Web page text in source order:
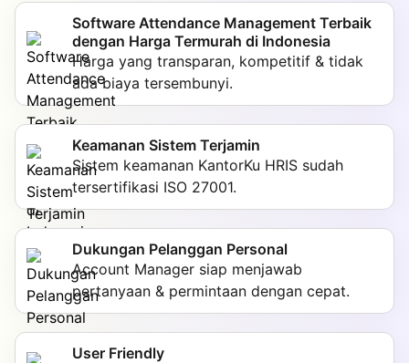
Software Attendance Management Terbaik
dengan Harga Termurah di Indonesia
Harga yang transparan, kompetitif & tidak
ada biaya tersembunyi.
Keamanan Sistem Terjamin
Sistem keamanan KantorKu HRIS sudah
tersertifikasi ISO 27001.
Dukungan Pelanggan Personal
Account Manager siap menjawab
pertanyaan & permintaan dengan cepat.
User Friendly